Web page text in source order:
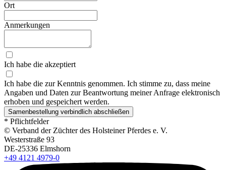
Ort
Anmerkungen
Ich habe die akzeptiert
Ich habe die zur Kenntnis genommen. Ich stimme zu, dass meine
Angaben und Daten zur Beantwortung meiner Anfrage elektronisch
erhoben und gespeichert werden.
Samenbestellung verbindlich abschließen
* Pflichtfelder
© Verband der Züchter des Holsteiner Pferdes e. V.
Westerstraße 93
DE-25336 Elmshorn
+49 4121 4979-0